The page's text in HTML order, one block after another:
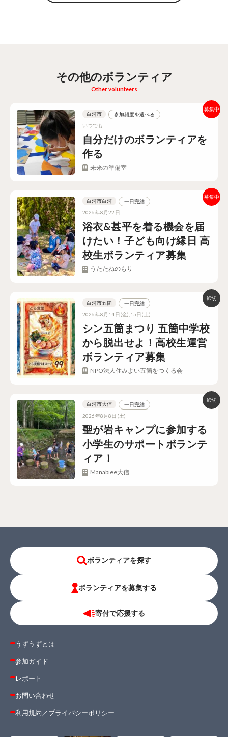
その他のボランティア
Other volunteers
自分だけのボランティアを
作る
白河市
参加頻度を選べる
いつでも
未来の準備室
浴衣&甚平を着る機会を届
けたい！子ども向け縁日 高
校生ボランティア募集
白河市白河
一日完結
2026年8月22日
うたたねのもり
シン五箇まつり 五箇中学校
から脱出せよ！高校生運営
ボランティア募集
白河市五箇
一日完結
2026年8月14日(金),15日(土)
NPO法人住みよい五箇をつくる会
聖が岩キャンプに参加する
小学生のサポートボランテ
ィア！
白河市大信
一日完結
2026年8月8日(土)
Manabiee大信
ボランティアを探す
ボランティアを募集する
寄付で応援する
うずうずとは
参加ガイド
レポート
お問い合わせ
利用規約／プライバシーポリシー